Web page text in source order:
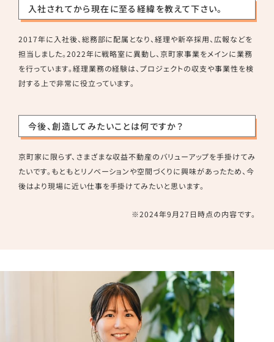
入社されてから現在に至る経緯を教えて下さい。
2017年に入社後、総務部に配属となり、経理や新卒採用、広報などを
担当しました。2022年に戦略室に異動し、京町家事業をメインに業務
を行っています。経理業務の経験は、プロジェクトの収支や事業性を検
討する上で非常に役立っています。
今後、創造してみたいことは何ですか？
京町家に限らず、さまざまな収益不動産のバリューアップを手掛けてみ
たいです。もともとリノベーションや空間づくりに興味があったため、今
後はより現場に近い仕事を手掛けてみたいと思います。
※2024年9月27日時点の内容です。